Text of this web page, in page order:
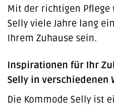
Mit der richtigen Pflege
Selly viele Jahre lang
Ihrem Zuhause sein.
Inspirationen für Ihr
Selly in verschiedenen
Die Kommode Selly ist